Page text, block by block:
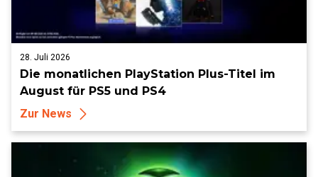
28. Juli 2026
Die monatlichen PlayStation Plus-Titel im
August für PS5 und PS4
Zur News